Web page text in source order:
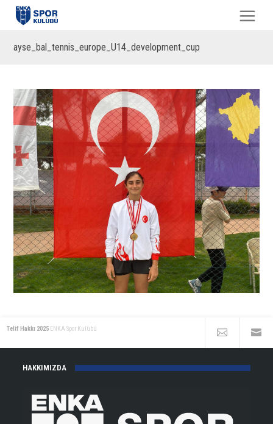
ayse_bal_tennis_europe_U14_development_cup
Telif Hakkı 2025 ENKA Spor Kulübü
HAKKIMIZDA